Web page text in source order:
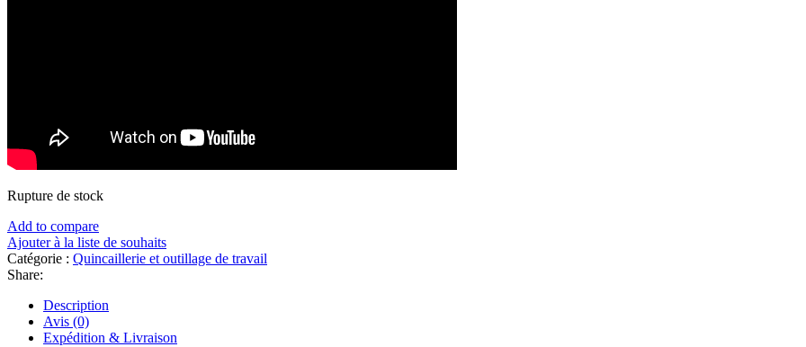
Rupture de stock
Add to compare
Ajouter à la liste de souhaits
Catégorie : Quincaillerie et outillage de travail
Share:
Description
Avis (0)
Expédition & Livraison